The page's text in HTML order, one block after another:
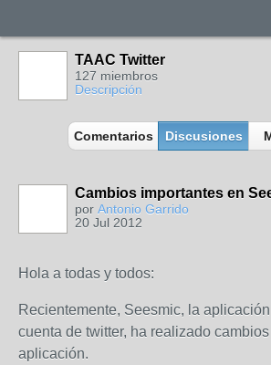
TAAC Twitter
127 miembros
Descripción
Comentarios Discusiones
Cambios importantes en
por Antonio Garrido
20 Jul 2012
Hola a todas y todos:
Recientemente, Seesmic, la
cuenta de twitter, ha realizado
aplicación.